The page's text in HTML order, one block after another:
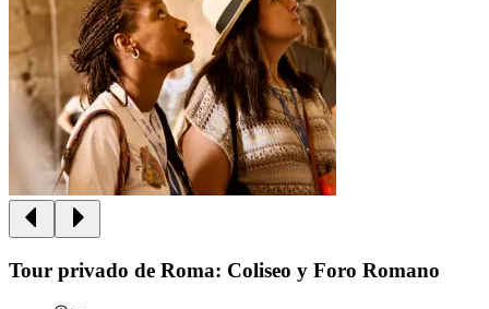
Tour privado de Roma: Coliseo y Foro Romano